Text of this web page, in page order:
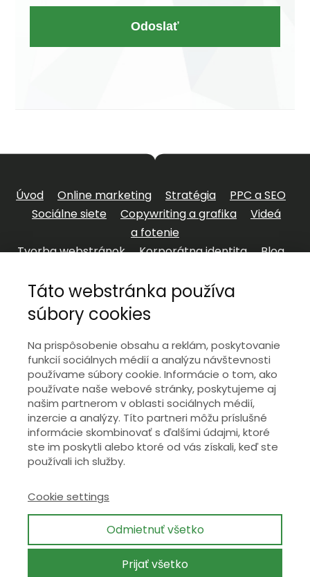
Odoslať
Úvod Online marketing Stratégia
PPC a SEO
Sociálne siete
Copywriting a grafika
Videá
a fotenie
Tvorba webstránok
Korporátna identita
Blog
+421 9
17 796 556
kontakt@wisible.sk
Kde nás nájdete? Plynárenská 3D, 821
09 Bratislava, 2. poschodie
Ochrana osobných údajov
Táto webstránka používa
súbory cookies
Na prispôsobenie obsahu a reklám, poskytovanie
funkcií sociálnych médií a analýzu návštevnosti
používame súbory cookie. Informácie o tom, ako
používate naše webové stránky, poskytujeme aj
našim partnerom v oblasti sociálnych médií,
inzercie a analýzy. Títo partneri môžu príslušné
informácie skombinovať s ďalšími údajmi, ktoré
ste im poskytli alebo ktoré od vás získali, keď ste
používali ich služby.
Cookie settings
Odmietnuť všetko
Prijať všetko